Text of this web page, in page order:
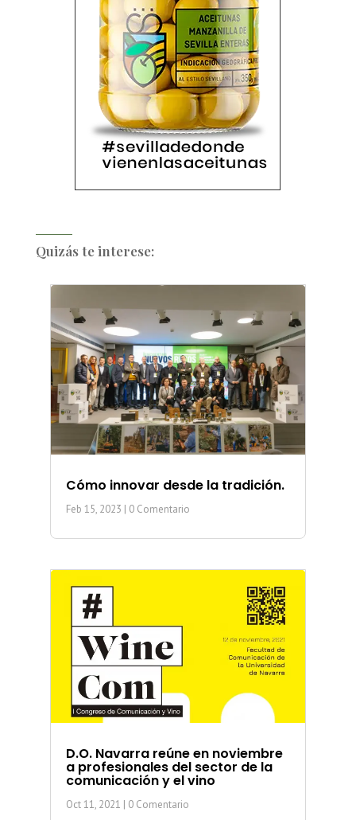
Quizás te interese:
Cómo innovar desde la tradición.
Feb 15, 2023 | 0 Comentario
D.O. Navarra reúne en noviembre
a profesionales del sector de la
comunicación y el vino
Oct 11, 2021 | 0 Comentario